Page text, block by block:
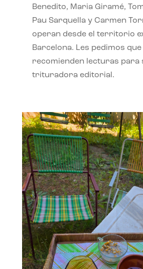
Benedito, Maria Giramé,
Pau Sarquella y Carmen
operan desde el territorio
Barcelona. Les pedimos que
recomienden lecturas para
trituradora editorial.